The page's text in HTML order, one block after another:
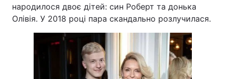
народилося двоє дітей: син Роберт та донька
Олівія. У 2018 році пара скандально розлучилася.